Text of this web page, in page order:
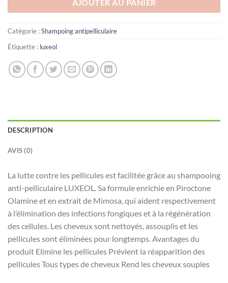
د.ت39.000.
AJOUTER AU PANIER
Catégorie :Shampoing antipelliculaire
Étiquette : luxeol
DESCRIPTION
AVIS (0)
La lutte contre les pellicules est facilitée grâce au shampooing
anti-pelliculaire LUXEOL. Sa formule enrichie en Piroctone
Olamine et en extrait de Mimosa, qui aident respectivement
à l’élimination des infections fongiques et à la régénération
des cellules. Les cheveux sont nettoyés, assouplis et les
pellicules sont éliminées pour longtemps. Avantages du
produit Elimine les pellicules Prévient la réapparition des
pellicules Tous types de cheveux Rend les cheveux souples